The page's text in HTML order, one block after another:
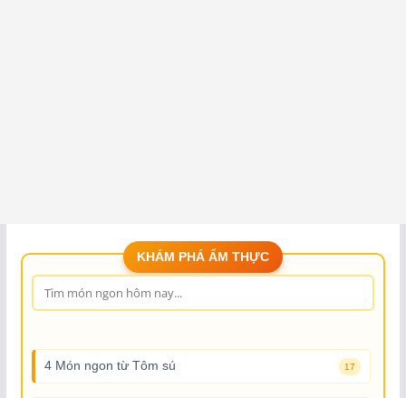
KHÁM PHÁ ẨM THỰC
4 Món ngon từ Tôm sú 17